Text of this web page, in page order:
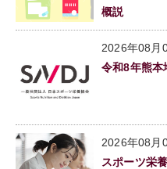
概説
2026年08月
令和8年熊本
2026年08月
スポーツ栄